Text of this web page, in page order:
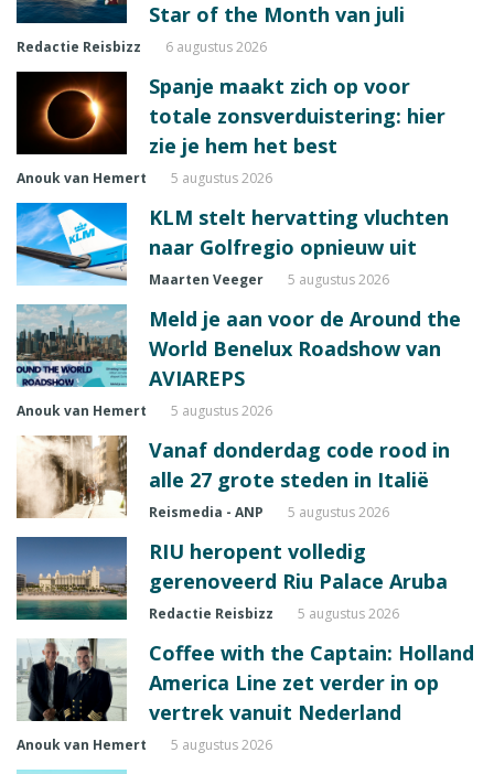
Star of the Month van juli
Redactie Reisbizz 6 augustus 2026
Spanje maakt zich op voor
totale zonsverduistering: hier
zie je hem het best
Anouk van Hemert 5 augustus 2026
KLM stelt hervatting vluchten
naar Golfregio opnieuw uit
Maarten Veeger 5 augustus 2026
Meld je aan voor de Around the
World Benelux Roadshow van
AVIAREPS
Anouk van Hemert 5 augustus 2026
Vanaf donderdag code rood in
alle 27 grote steden in Italië
Reismedia - ANP 5 augustus 2026
RIU heropent volledig
gerenoveerd Riu Palace Aruba
Redactie Reisbizz 5 augustus 2026
Coffee with the Captain: Holland
America Line zet verder in op
vertrek vanuit Nederland
Anouk van Hemert 5 augustus 2026